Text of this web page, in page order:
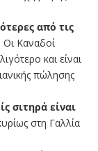
από τις
. Οι Καναδοί
και είναι
πώλησης
σιτηρά είναι
στη Γαλλία